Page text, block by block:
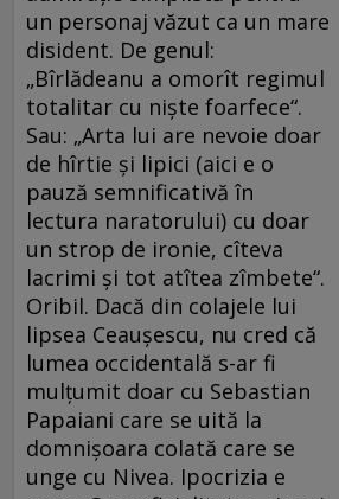
un personaj văzut ca un mare
disident. De genul:
„Bîrlădeanu a omorît regimul
totalitar cu nişte foarfece“.
Sau: „Arta lui are nevoie doar
de hîrtie şi lipici (aici e o
pauză semnificativă în
lectura naratorului) cu doar
un strop de ironie, cîteva
lacrimi şi tot atîtea zîmbete“.
Oribil. Dacă din colajele lui
lipsea Ceauşescu, nu cred că
lumea occidentală s-ar fi
mulţumit doar cu Sebastian
Papaiani care se uită la
domnişoara colată care se
unge cu Nivea. Ipocrizia e